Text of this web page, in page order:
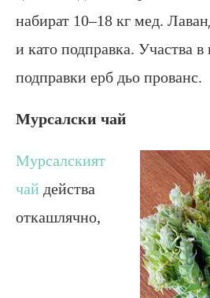
набират 10–18 кг мед.
и като подправка. Участва в
подправки ерб дьо прованс.
Мурсалски чай
Мурсалският
чай действа
откашлячно,